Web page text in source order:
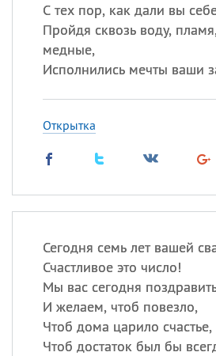
С тех пор, как дали вы
Пройдя сквозь воду,
медные,
Исполнились мечты ваши
Открытка
Сегодня семь лет вашей
Счастливое это число!
Мы вас сегодня
И желаем, чтоб повезло,
Чтоб дома царило счастье,
Чтоб достаток был бы